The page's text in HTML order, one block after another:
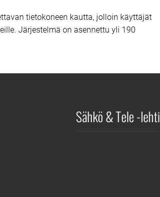
tietokoneen kautta, jolloin käyttäjät
Järjestelmä on asennettu yli 190
Sähkö & Tele -lehti